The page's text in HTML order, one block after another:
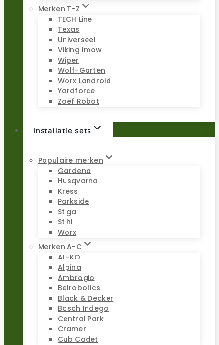
Merken T-Z
TECH Line
Texas
Universeel
Viking Imow
Wiper
Wolf-Garten
Worx Landroid
Yardforce
Zoef Robot
Installatie sets
Populaire merken
Gardena
Husqvarna
Kress
Parkside
Stiga
Stihl
Worx
Merken A-C
AL-KO
Alpina
Ambrogio
Belrobotics
Black & Decker
Bosch Indego
Central Park
Cramer
Cub Cadet